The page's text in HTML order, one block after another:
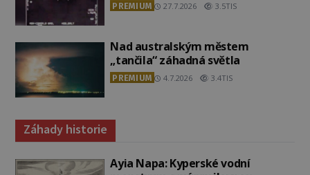
PREMIUM 27.7.2026 3.5TIS
Nad australským městem
„tančila“ záhadná světla
PREMIUM 4.7.2026 3.4TIS
Záhady historie
Ayia Napa: Kyperské vodní